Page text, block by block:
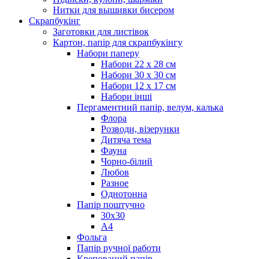
Нитки для вышивки бисером
Скрапбукінг
Заготовки для листівок
Картон, папір для скрапбукінгу
Набори паперу
Набори 22 х 28 см
Набори 30 х 30 см
Набори 12 х 17 см
Набори інші
Пергаментний папір, велум, калька
Флора
Розводи, візерунки
Дитяча тема
Фауна
Чорно-білий
Любов
Разное
Однотонна
Папір поштучно
30х30
А4
Фольга
Папір ручної работи